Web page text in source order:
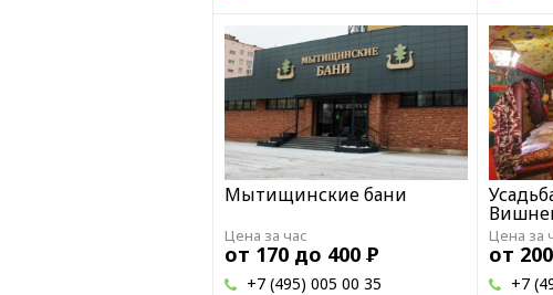
Мытищинские бани
Цена за час
от 170 до 400 Р
+7 (495) 005 00 35
Цена за
от
+7